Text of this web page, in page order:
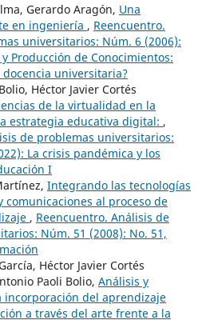
Gerardo Aragón, Una
en ingeniería , Reencuentro.
universitarios: Núm. 6 (2006):
Producción de Conocimientos:
docencia universitaria?
Héctor Javier Cortés
de la virtualidad en la
estrategia educativa digital: ,
de problemas universitarios:
La crisis pandémica y los
I
Integrando las tecnologías
comunicaciones al proceso de
, Reencuentro. Análisis de
Núm. 51 (2008): No. 51,
Héctor Javier Cortés
Paoli Bolio, Análisis y
incorporación del aprendizaje
a través del arte frente a la